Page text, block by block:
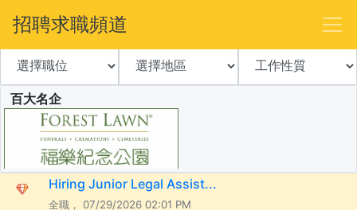
招聘求職頻道
百大名企
Hiring Junior Legal Assist...
全職， 07/29/2026 02:01 PM